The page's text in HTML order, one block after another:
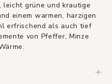
leicht grüne und krautige
einem warmen, harzigen
erfrischend als auch tief
von Pfeffer, Minze